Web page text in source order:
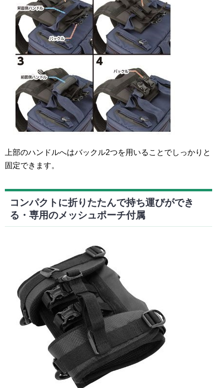
上部のハンドルへはバックル2つを用いることでしっかりと
固定できます。
コンパクトに折りたたんで持ち運びができ
る・専用のメッシュポーチ付属